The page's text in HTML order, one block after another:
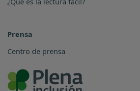
Prensa
Centro de prensa